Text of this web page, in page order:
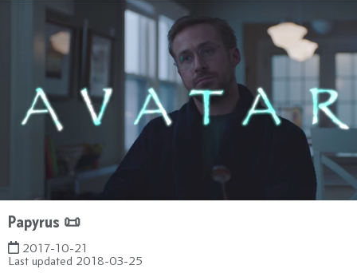
Papyrus 📜
2017-10-21
Last updated 2018-03-25